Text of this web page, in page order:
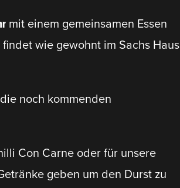
mit einem gemein­samen Essen
wie gewohnt im Sachs Haus
noch kommenden
Con Carne oder für unsere
geben um den Durst zu